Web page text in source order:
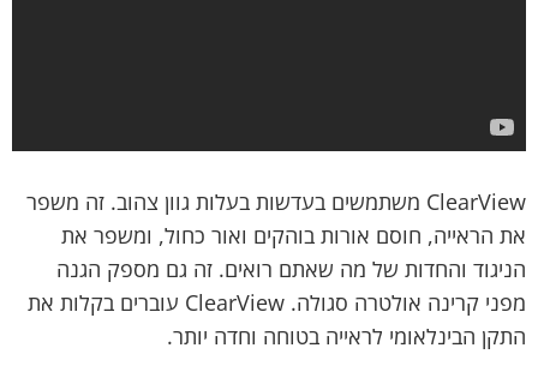
ClearView משתמשים בעדשות בעלות גוון צהוב. זה משפר
את הראייה, חוסם אורות בוהקים ואור כחול, ומשפר את
הניגוד והחדות של מה שאתם רואים. זה גם מספק הגנה
מפני קרינה אולטרה סגולה. ClearView עוברים בקלות את
התקן הבינלאומי לראייה בטוחה וחדה יותר.